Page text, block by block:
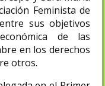
Feminista de
sus objetivos
de las
en los derechos
otros.